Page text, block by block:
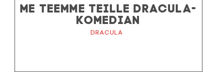
ME TEEMME TEILLE DRACULA-
KOMEDIAN
Dracula